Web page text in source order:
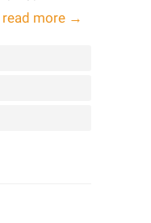
read more →